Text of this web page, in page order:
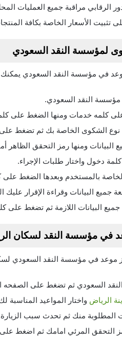
الرقابي مراقبة جميع العمليات
تثبيت الأسعار الخاصة بكافة
لمؤسسة النقد السعودي
في مؤسسة النقد السعودي يمكنك
مؤسسة النقد السعودي.
كلمه خدمات ومنها الضغط على
نوع الشكوى الخاصة بك ثم تضغط
البيانات ومنها رمز التحقق
دخول واختار طلبات الإجراء.
الخاصة بالمستخدم وبعدها الضغط
جميع البيانات وقراءة الإقرار
جميع البيانات اللازمة ثم تضغط على
في مؤسسة النقد لسكان
في مؤسسة النقد السعودي
السعودي ثم تضغط على الصفحه
الرياض واختار المواعيد المناسبة
المطلوبة منك ثم تحدث سبب
التحقق المرئي امامك ثم اضغط